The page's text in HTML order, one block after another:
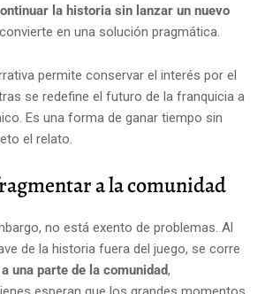
la historia sin lanzar un nuevo
en una solución pragmática.
permite conservar el interés por el
se redefine el futuro de la franquicia a
Es una forma de ganar tiempo sin
el relato.
a la comunidad
no está exento de problemas. Al
de la historia fuera del juego, se corre
una parte de la comunidad,